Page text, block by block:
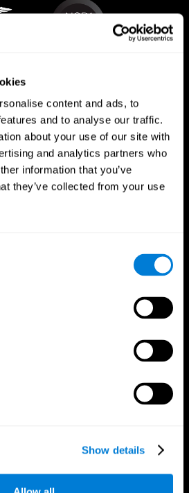
content and ads, to
and to analyse our traffic.
about your use of our site with
and analytics partners who
information that you’ve
they’ve collected from your use
Show details
조사
디지털 치료제 검증